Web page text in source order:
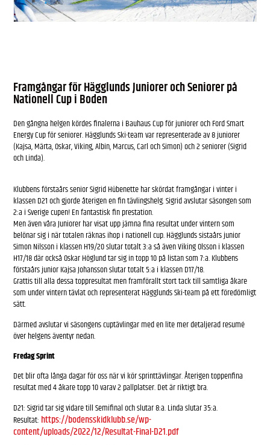
Framgångar för Hägglunds Juniorer och Seniorer på
Nationell Cup i Boden
Den gångna helgen kördes finalerna i Bauhaus Cup för juniorer och Ford Smart
Energy Cup för seniorer. Hägglunds Ski-team var representerade av 8 juniorer
(Kajsa, Märta, Oskar, Viking, Albin, Marcus, Carl och Simon) och 2 seniorer (Sigrid
och Linda).
Klubbens förstaårs senior Sigrid Hübenette har skördat framgångar i vinter i
klassen D21 och gjorde återigen en fin tävlingshelg. Sigrid avslutar säsongen som
2:a i Sverige cupen! En fantastisk fin prestation.
Men även våra Juniorer har visat upp jämna fina resultat under vintern som
belönar sig i när totalen räknas ihop i nationell cup. Hägglunds sistaårs junior
Simon Nilsson i klassen H19/20 slutar totalt 3:a så även Viking Olsson i klassen
H17/18 där också Oskar Höglund tar sig in topp 10 på listan som 7:a. Klubbens
förstaårs junior Kajsa Johansson slutar totalt 5:a i klassen D17/18.
Grattis till alla dessa toppresultat men framförallt stort tack till samtliga åkare
som under vintern tävlat och representerat Hägglunds Ski-team på ett föredömligt
sätt.
Därmed avslutar vi säsongens cuptävlingar med en lite mer detaljerad resumé
över helgens äventyr nedan.
Fredag Sprint
Det blir ofta långa dagar för oss när vi kör sprinttävlingar. Återigen toppenfina
resultat med 4 åkare topp 10 varav 2 pallplatser. Det är riktigt bra.
D21: Sigrid tar sig vidare till Semifinal och slutar 8:a. Linda slutar 35:a.
Resultat: https://bodensskidklubb.se/wp-
content/uploads/2022/12/Resultat-Final-D21.pdf